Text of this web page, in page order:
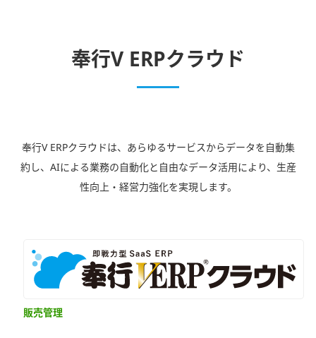
奉行V ERPクラウド
奉行V ERPクラウドは、あらゆるサービスからデータを自動集
約し、AIによる業務の自動化と自由なデータ活用により、生産
性向上・経営力強化を実現します。
販売管理